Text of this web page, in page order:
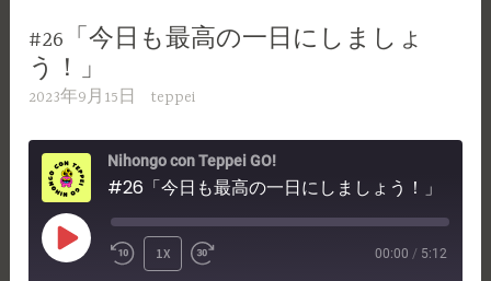
#26「今日も最高の一日にしましょ
う！」
2023年9月15日 teppei
Nihongo con Teppei GO!
#26「今日も最高の一日にしましょう！」
PLAY
REWIND
1X
FAST
00:00 / 5:12